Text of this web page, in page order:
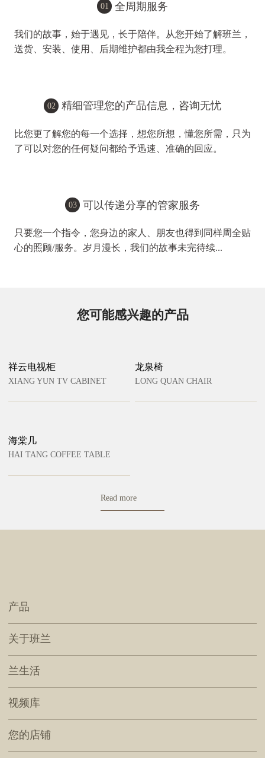
01 全周期服务
我们的故事，始于遇见，长于陪伴。从您开始了解班兰，
送货、安装、使用、后期维护都由我全程为您打理。
02 精细管理您的产品信息，咨询无忧
比您更了解您的每一个选择，想您所想，懂您所需，只为
了可以对您的任何疑问都给予迅速、准确的回应。
03 可以传递分享的管家服务
只要您一个指令，您身边的家人、朋友也得到同样周全贴
心的照顾/服务。岁月漫长，我们的故事未完待续...
您可能感兴趣的产品
祥云电视柜
XIANG YUN TV CABINET
龙泉椅
LONG QUAN CHAIR
海棠几
HAI TANG COFFEE TABLE
Read more
产品
关于班兰
兰生活
视频库
您的店铺